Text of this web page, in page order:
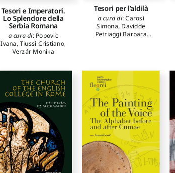
Tesori e Imperatori.
Lo Splendore della
Serbia Romana
a cura di: Popovic
Ivana,Tiussi Cristiano,
Verzár Monika
Tesori per l’aldilà
a cura di:Carosi
Simona, Davidde
Petriaggi Barbara
Davidde Petriaggi
Barbara
Antonella ,
Gallo
Alessandro, Guida
Giuseppe,Moretti
Sgubini Anna Maria,
Pifferi Augusto,Puoti
Flavia,Russo Tagliente
Alfonsina,
Tarquini
Ombretta